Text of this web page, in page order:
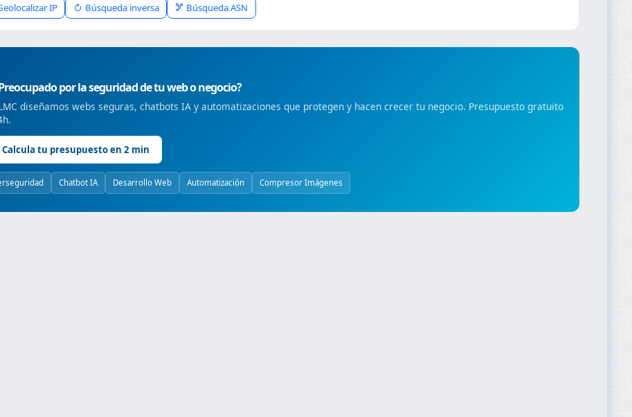
IP Búsqueda inversa Búsqueda ASN
por la seguridad de tu web o negocio?
diseñamos webs seguras, chatbots IA y automatizaciones que protegen y hacen crecer tu negocio. Presupuesto gratuito
Calcula tu presupuesto en 2 min
Chatbot IA Desarrollo Web Automatización Compresor Imágenes